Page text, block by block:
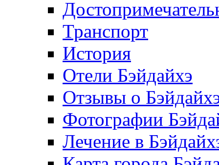
Транспорт
История
Отели Бэйдайхэ
Отзывы о
Фотографии
Лечение в